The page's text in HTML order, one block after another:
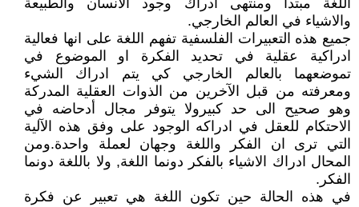
اللغة مبتدأ ومنتهى ادراك وجود الانسان والطبيعة
والاشياء في العالم الخارجي.
جميع هذه التعبيرات الفلسفية تفهم اللغة على انها فعالية
ادراكية عقلية في تحديد الفكرة او الموضوع في
تموضعهما بالعالم الخارجي كي يتم ادراك الشيء
ومعرفته من قبل الآخرين من الذوات العقلية المدركة
وهو صحيح الى حد كبيرولا يتوفر مجال أدحاضه في
الاحتكام للعقل في ادراكه الوجود على وفق هذه الآلية
التي ترى ان الفكر واللغة وجهان لعملة واحدة.ومن
المحال ادراك الاشياء بالفكر دونما اللغة, ولا باللغة دونما
الفكر.
في هذه الحالة حين تكون اللغة هي تعبير عن فكرة